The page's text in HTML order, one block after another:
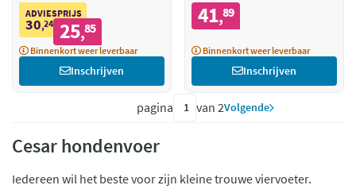
ADVIESPRIJS
30,24 25,85
Binnenkort weer leverbaar
Inschrijven
41,89
Binnenkort weer leverbaar
Inschrijven
pagina van 2Volgende
Cesar hondenvoer
Iedereen wil het beste voor zijn kleine trouwe viervoeter.